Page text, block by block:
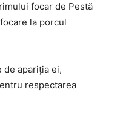
focar de Pestă
la porcul
de apariţia ei,
respectarea